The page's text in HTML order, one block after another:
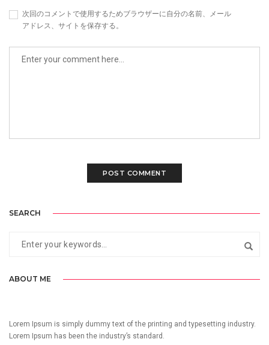
次回のコメントで使用するためブラウザーに自分の名前、メール
アドレス、サイトを保存する。
SEARCH
ABOUT ME
Lorem Ipsum is simply dummy text of the printing and typesetting industry.
Lorem Ipsum has been the industry’s standard.